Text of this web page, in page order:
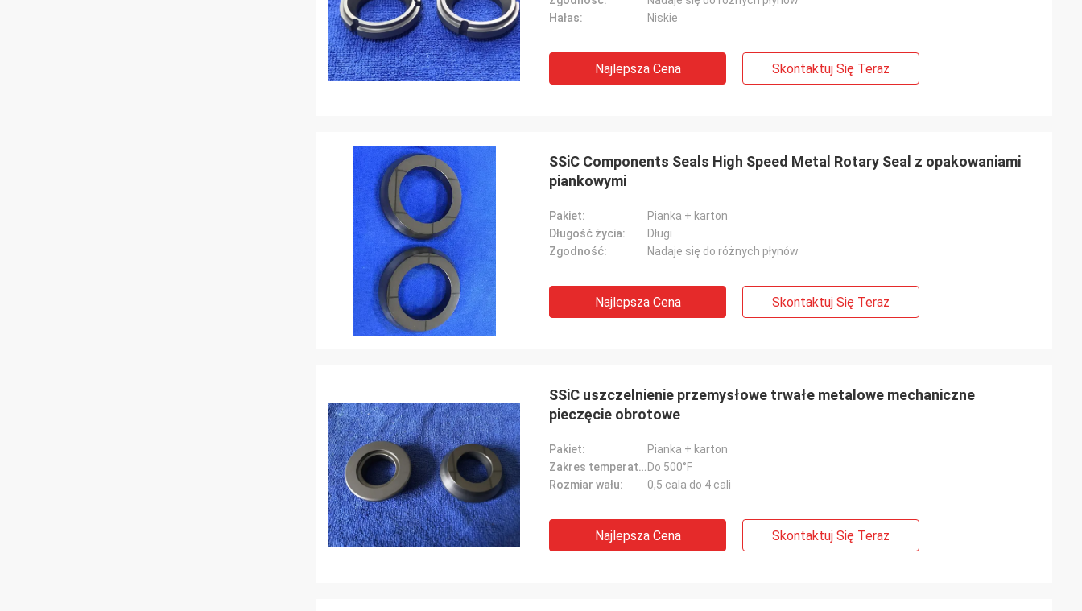
Hałas:
Niskie
Najlepsza Cena Skontaktuj Się Teraz
SSiC Components Seals High Speed Metal Rotary Seal z opakowaniami
piankowymi
Pakiet:
Pianka + karton
Długość życia:
Długi
Zgodność:
Nadaje się do różnych płynów
Najlepsza Cena Skontaktuj Się Teraz
SSiC uszczelnienie przemysłowe trwałe metalowe mechaniczne
pieczęcie obrotowe
Pakiet:
Pianka + karton
Zakres temperatury: Do 500°F
Rozmiar wału:
0,5 cala do 4 cali
Najlepsza Cena Skontaktuj Się Teraz